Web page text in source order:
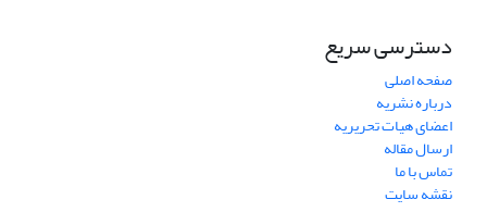
دسترسی سریع
صفحه اصلی
درباره نشریه
اعضای هیات تحریریه
ارسال مقاله
تماس با ما
نقشه سایت